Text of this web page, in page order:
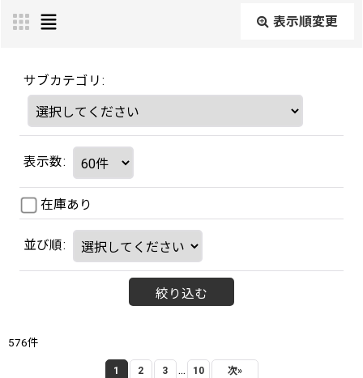
表示順変更
サブカテゴリ :
表示数:
在庫あり
並び順:
絞り込む
576件
1 2 3 ... 10 次»